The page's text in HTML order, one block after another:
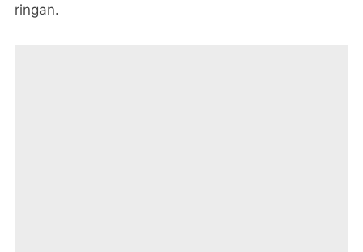
ringan.